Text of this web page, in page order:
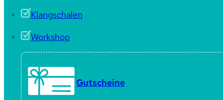
Klangschalen
Workshop
Gutscheine